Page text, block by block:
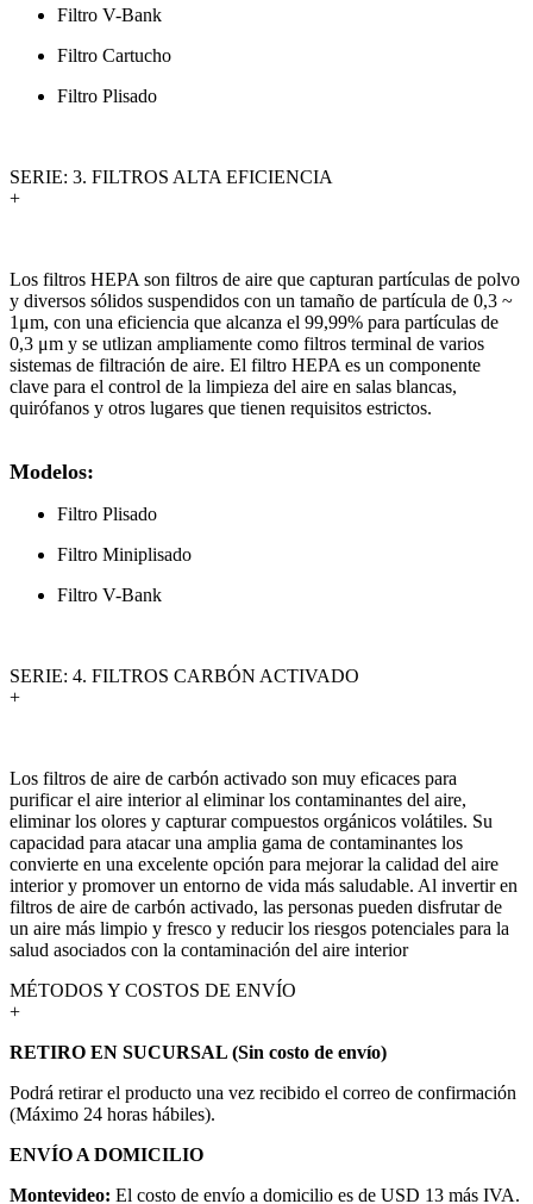
Filtro V-Bank
Filtro Cartucho
Filtro Plisado
SERIE: 3. FILTROS ALTA EFICIENCIA
+
Los filtros HEPA son filtros de aire que capturan partículas de polvo
y diversos sólidos suspendidos con un tamaño de partícula de 0,3 ~
1μm, con una eficiencia que alcanza el 99,99% para partículas de
0,3 μm y se utlizan ampliamente como filtros terminal de varios
sistemas de filtración de aire. El filtro HEPA es un componente
clave para el control de la limpieza del aire en salas blancas,
quirófanos y otros lugares que tienen requisitos estrictos.
Modelos:
Filtro Plisado
Filtro Miniplisado
Filtro V-Bank
SERIE: 4. FILTROS CARBÓN ACTIVADO
+
Los filtros de aire de carbón activado son muy eficaces para
purificar el aire interior al eliminar los contaminantes del aire,
eliminar los olores y capturar compuestos orgánicos volátiles. Su
capacidad para atacar una amplia gama de contaminantes los
convierte en una excelente opción para mejorar la calidad del aire
interior y promover un entorno de vida más saludable. Al invertir en
filtros de aire de carbón activado, las personas pueden disfrutar de
un aire más limpio y fresco y reducir los riesgos potenciales para la
salud asociados con la contaminación del aire interior
MÉTODOS Y COSTOS DE ENVÍO
+
RETIRO EN SUCURSAL (Sin costo de envío)
Podrá retirar el producto una vez recibido el correo de confirmación
(Máximo 24 horas hábiles).
ENVÍO A DOMICILIO
Montevideo: El costo de envío a domicilio es de USD 13 más IVA.